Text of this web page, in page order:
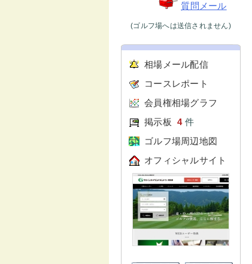
質問メール
(ゴルフ場へは送信されません)
相場メール配信
コースレポート
会員権相場グラフ
掲示板
4件
ゴルフ場周辺地図
オフィシャルサイト